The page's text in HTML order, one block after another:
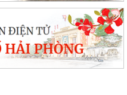
ĐƯỢC ĐẶT TÊN THEO NGHỊ